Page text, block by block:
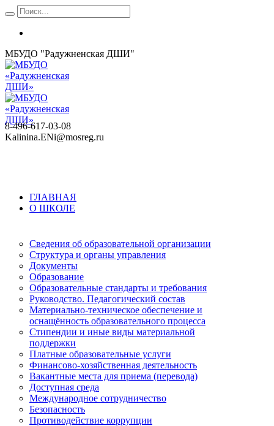
МБУДО "Радужненская ДШИ"
8-496-617-03-08
Kalinina.ENi@mosreg.ru
ГЛАВНАЯ
О ШКОЛЕ
Сведения об образовательной организации
Структура и органы управления
Документы
Образование
Образовательные стандарты и требования
Руководство. Педагогический состав
Материально-техническое обеспечение и
оснащённость образовательного процесса
Стипендии и иные виды материальной
поддержки
Платные образовательные услуги
Финансово-хозяйственная деятельность
Вакантные места для приема (перевода)
Доступная среда
Международное сотрудничество
Безопасность
Противодействие коррупции